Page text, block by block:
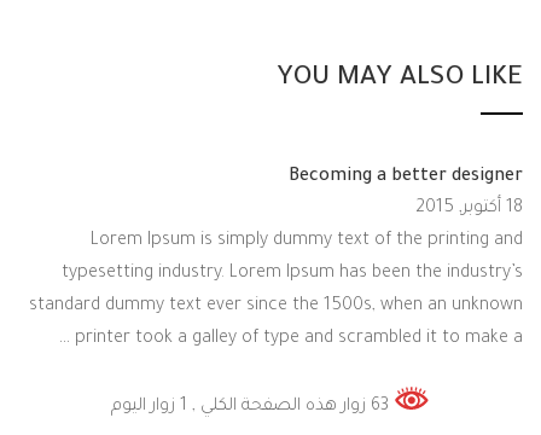
YOU MAY ALSO LIKE
Becoming a better designer
18 أكتوبر, 2015
Lorem Ipsum is simply dummy text of the printing and
typesetting industry. Lorem Ipsum has been the industry’s
standard dummy text ever since the 1500s, when an unknown
printer took a galley of type and scrambled it to make a …
, 1 زوار اليوم